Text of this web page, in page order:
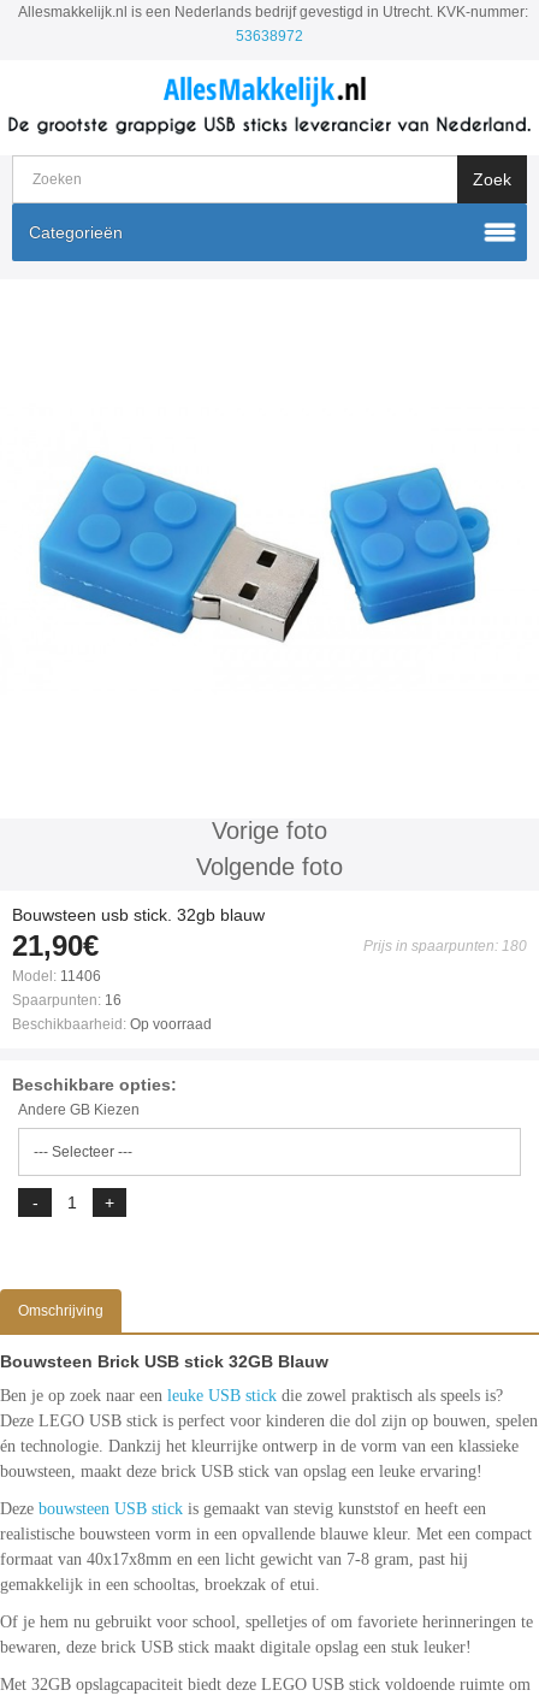
Allesmakkelijk.nl is een Nederlands bedrijf gevestigd in Utrecht. KVK-nummer:
53638972
Categorieën
Vorige foto
Volgende foto
Bouwsteen usb stick. 32gb blauw
21,90€
Prijs in spaarpunten: 180
Model: 11406
Spaarpunten: 16
Beschikbaarheid: Op voorraad
Beschikbare opties:
Andere GB Kiezen
Omschrijving
Bouwsteen Brick USB stick 32GB Blauw
Ben je op zoek naar een leuke USB stick die zowel praktisch als speels is?
Deze LEGO USB stick is perfect voor kinderen die dol zijn op bouwen, spelen
én technologie. Dankzij het kleurrijke ontwerp in de vorm van een klassieke
bouwsteen, maakt deze brick USB stick van opslag een leuke ervaring!
Deze bouwsteen USB stick is gemaakt van stevig kunststof en heeft een
realistische bouwsteen vorm in een opvallende blauwe kleur. Met een compact
formaat van 40x17x8mm en een licht gewicht van 7-8 gram, past hij
gemakkelijk in een schooltas, broekzak of etui.
Of je hem nu gebruikt voor school, spelletjes of om favoriete herinneringen te
bewaren, deze brick USB stick maakt digitale opslag een stuk leuker!
Met 32GB opslagcapaciteit biedt deze LEGO USB stick voldoende ruimte om